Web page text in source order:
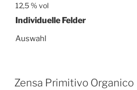
12,5 % vol
Individuelle Felder
Auswahl
Zensa Primitivo Organico